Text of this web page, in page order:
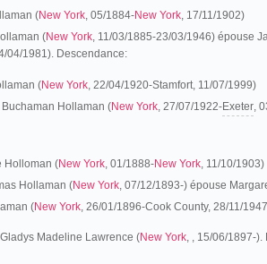
(New York, 05/1884-New York, 17/11/1902)
(New York, 11/03/1885-23/03/1946) épouse
04/1981). Descendance:
(New York, 22/04/1920-Stamfort, 11/07/1999)
Buchaman Hollaman (New York, 27/07/1922-Exeter,
Holloman (New York, 01/1888-New York, 11/10/1903)
Hollaman (New York, 07/12/1893-) épouse
(New York, 26/01/1896-Cook County, 28/11/
Madeline Lawrence (New York, , 15/06/1897-